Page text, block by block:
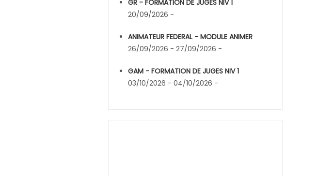
GR - FORMATION DE JUGES NIV 1
20/09/2026 -
ANIMATEUR FEDERAL - MODULE ANIMER
26/09/2026 - 27/09/2026 -
GAM - FORMATION DE JUGES NIV 1
03/10/2026 - 04/10/2026 -